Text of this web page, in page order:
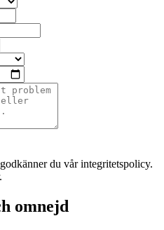
du vår integritetspolicy.
omnejd